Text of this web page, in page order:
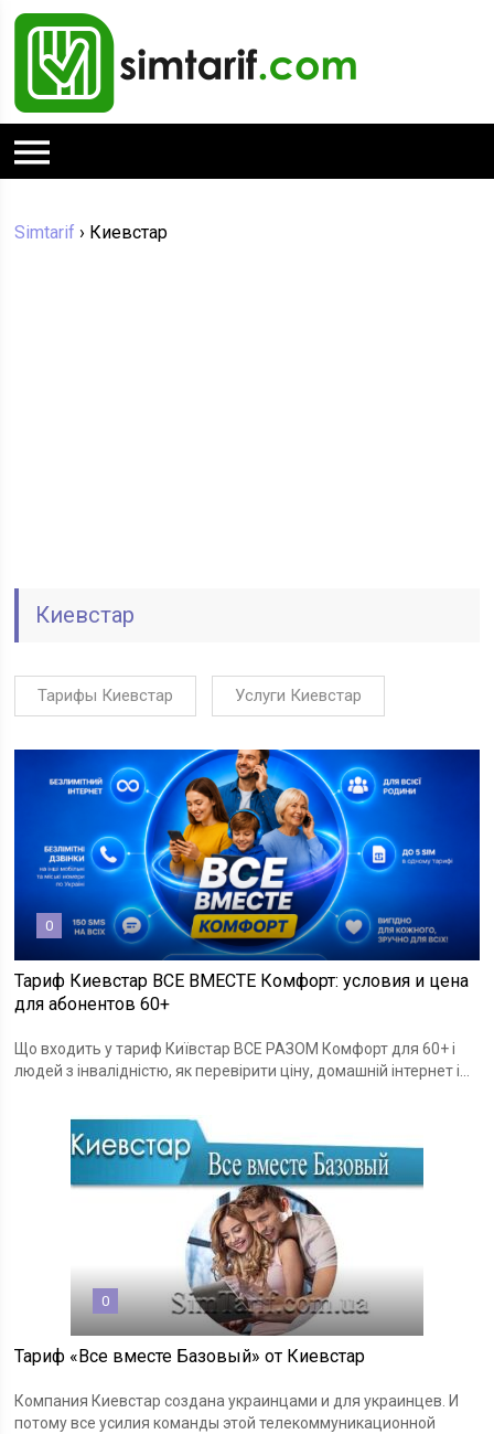
Simtarif › Киевстар
Киевстар
Тарифы Киевстар Услуги Киевстар
0
Тариф Киевстар ВСЕ ВМЕСТЕ Комфорт: условия и цена
для абонентов 60+
Що входить у тариф Київстар ВСЕ РАЗОМ Комфорт для 60+ і
людей з інвалідністю, як перевірити ціну, домашній інтернет і...
0
Тариф «Все вместе Базовый» от Киевстар
Компания Киевстар создана украинцами и для украинцев. И
потому все усилия команды этой телекоммуникационной